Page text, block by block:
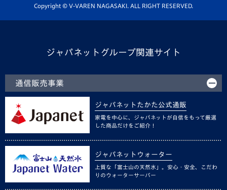
ホームタウン活動
Copyright © V-VAREN NAGASAKI. ALL RIGHT RESERVED.
ジャパネットグループ関連サイト
通信販売事業
ジャパネットたかた公式通販
家電を中心に、ジャパネットが自信をもって厳選
した商品だけをご紹介！
ジャパネットウォーター
上質な「富士山の天然水」。安心・安全、こだわ
りのウォーターサーバー